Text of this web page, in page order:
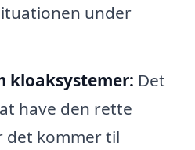
under
kloaksystemer: Det
have den rette
det kommer til